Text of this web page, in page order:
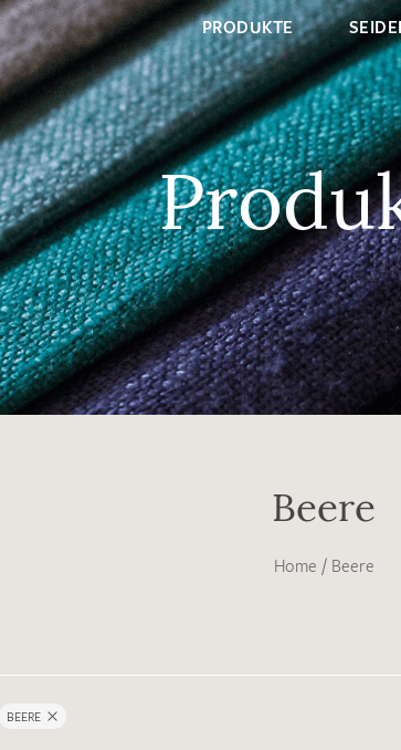
PRODUKTE
Beere
Home / Beere
BEERE